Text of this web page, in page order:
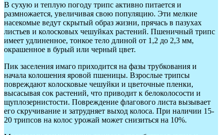
В сухую и теплую погоду трипс активно питается и
размножается, увеличивая свою популяцию. Эти мелкие
насекомые ведут скрытый образ жизни, прячась в пазухах
листьев и колосковых чешуйках растений. Пшеничный трипс
имеет удлиненное, тонкое тело длиной от 1,2 до 2,3 мм,
окрашенное в бурый или черный цвет.
Пик заселения имаго приходится на фазы трубкования и
начала колошения яровой пшеницы. Взрослые трипсы
повреждают колосковые чешуйки и цветочные пленки,
высасывая сок растений, что приводит к белоколосости и
щуплозернистости. Повреждение флагового листа вызывает
его скручивание и затрудняет выход колоса. При наличии 15-
20 трипсов на колос урожай может снизиться на 10%.